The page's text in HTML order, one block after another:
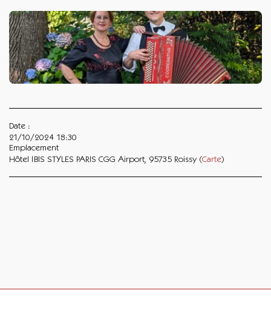
Date :
21/10/2024 18:30
Emplacement
Hôtel IBIS STYLES PARIS CGG Airport, 95735 Roissy (Carte)